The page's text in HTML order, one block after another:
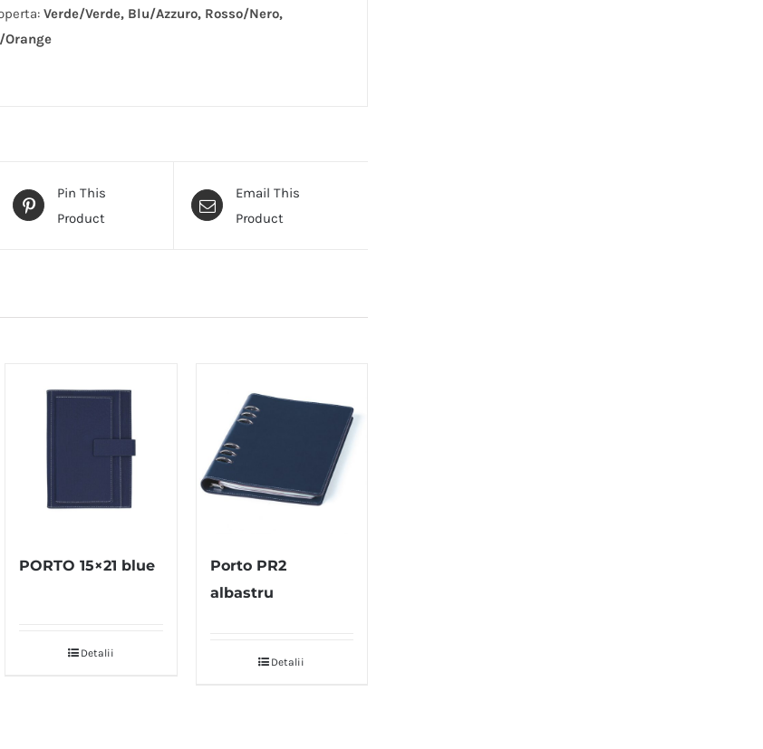
Verde/Verde, Blu/Azzuro, Rosso/Nero,
Orange
Pin This
Product
Email This
Product
PORTO 15×21 blue
Detalii
Porto PR2
albastru
Detalii